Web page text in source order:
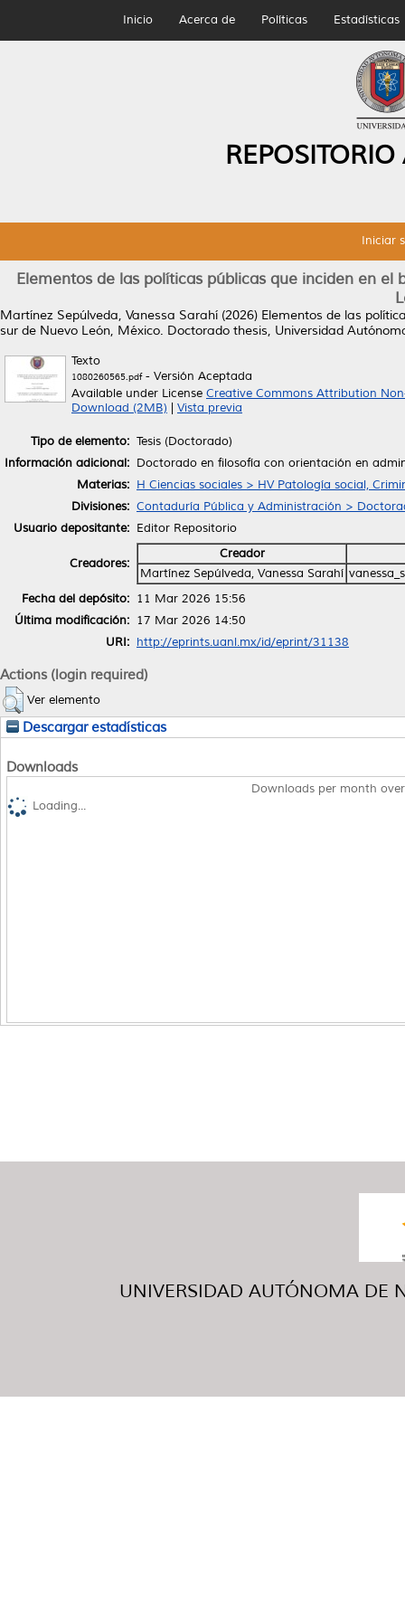
Inicio Acerca de Políticas Estadísticas
Iniciar
Elementos de las políticas públicas que inciden en
Martínez Sepúlveda, Vanessa Sarahí (2026) Elementos de las
sur de Nuevo León, México. Doctorado thesis, Universidad
Texto
1080260565.pdf- Versión Aceptada
Available under License Creative Commons Attribution
Download (2MB)
Vista previa
Tipo de elemento: Tesis (Doctorado)
Información adicional: Doctorado en filosofía con orientación en
Materias: H Ciencias sociales > HV Patología social,
Divisiones: Contaduría Pública y Administración >
Usuario depositante: Editor Repositorio
Creadores:
Creador
Martínez Sepúlveda, Vanessa Sarahí
Fecha del depósito: 11 Mar 2026 15:56
Última modificación: 17 Mar 2026 14:50
URI: http://eprints.uanl.mx/id/eprint/31138
Actions (login required)
Ver elemento
Descargar estadísticas
Downloads
Downloads per month
Loading...
UNIVERSIDAD AUTÓNOMA DE